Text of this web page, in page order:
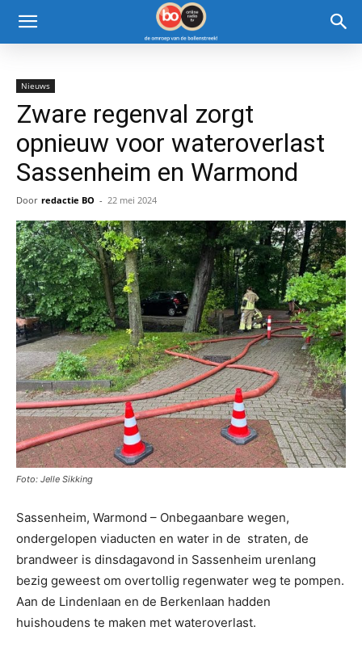
Nieuws
Zware regenval zorgt
opnieuw voor wateroverlast
Sassenheim en Warmond
Door redactie BO - 22 mei 2024
Foto: Jelle Sikking
Sassenheim, Warmond – Onbegaanbare wegen,
ondergelopen viaducten en water in de straten, de
brandweer is dinsdagavond in Sassenheim urenlang
bezig geweest om overtollig regenwater weg te pompen.
Aan de Lindenlaan en de Berkenlaan hadden
huishoudens te maken met wateroverlast.